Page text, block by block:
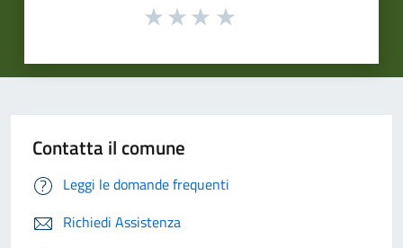
Contatta il comune
Leggi le domande frequenti
Richiedi Assistenza